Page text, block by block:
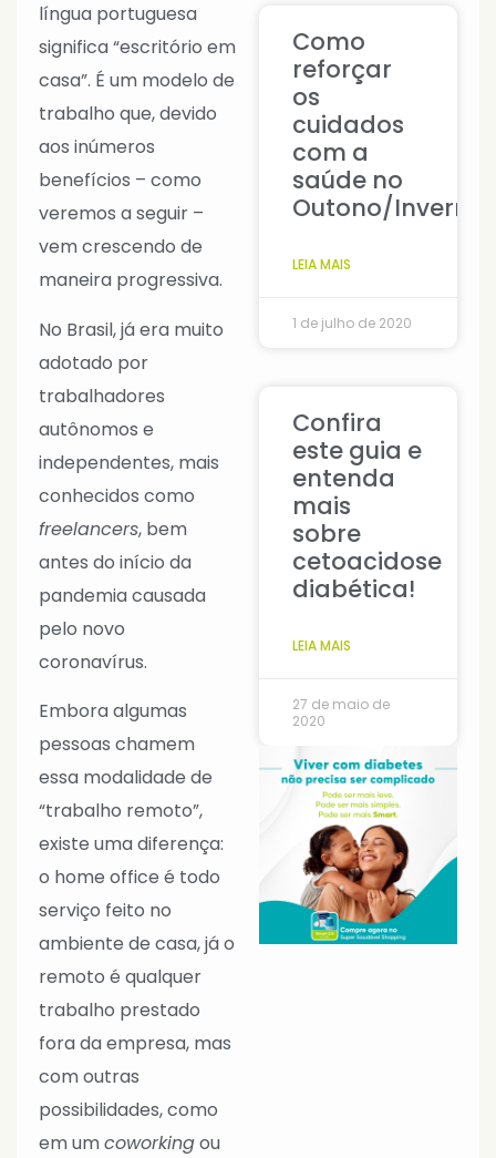
língua portuguesa
significa “escritório em
casa”. É um modelo de
trabalho que, devido
aos inúmeros
benefícios – como
veremos a seguir –
vem crescendo de
maneira progressiva.
No Brasil, já era muito
adotado por
trabalhadores
autônomos e
independentes, mais
conhecidos como
freelancers, bem
antes do início da
pandemia causada
pelo novo
coronavírus.
Embora algumas
pessoas chamem
essa modalidade de
“trabalho remoto”,
existe uma diferença:
o home office é todo
serviço feito no
ambiente de casa, já o
remoto é qualquer
trabalho prestado
fora da empresa, mas
com outras
possibilidades, como
em umcoworkingou
Como
reforçar
os
cuidados
com a
saúde no
Outono/
LEIA MAIS
1 de julho de 2020
Confira
este guia e
entenda
mais
sobre
cetoacidose
diabética!
LEIA MAIS
27 de maio de
2020